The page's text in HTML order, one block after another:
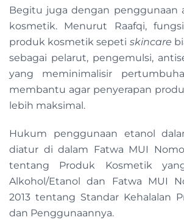
Begitu juga dengan penggunaan
kosmetik. Menurut Raafqi,
produk kosmetik sepeti skincare
sebagai pelarut, pengemulsi,
yang meminimalisir
membantu agar penyerapan
lebih maksimal.
Hukum penggunaan etanol
diatur di dalam Fatwa MUI
tentang Produk Kosmetik
Alkohol/Etanol dan Fatwa MUI
2013 tentang Standar Kehalalan
dan Penggunaannya.